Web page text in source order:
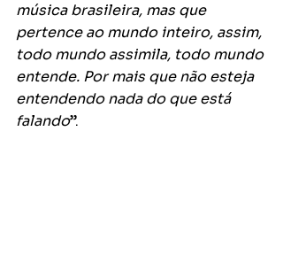
música brasileira, mas que
pertence ao mundo inteiro, assim,
todo mundo assimila, todo mundo
entende. Por mais que não esteja
entendendo nada do que está
falando”.